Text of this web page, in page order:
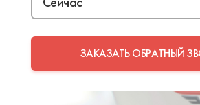
ЗАКАЗАТЬ ОБРАТНЫЙ